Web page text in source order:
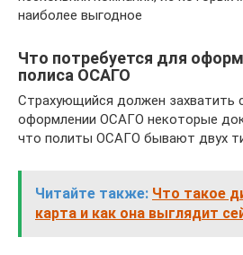
наиболее выгодное
Что потребуется для
полиса ОСАГО
Страхующийся должен захватить
оформлении ОСАГО некоторые
что политы ОСАГО бывают двух
Читайте также: Что такое
карта и как она выглядит